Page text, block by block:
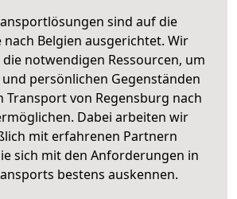
sind auf die
nach Belgien ausgerichtet. Wir
notwendigen Ressourcen, um
persönlichen Gegenständen
Transport von Regensburg nach
Dabei arbeiten wir
mit erfahrenen Partnern
sich mit den Anforderungen in
bestens auskennen.